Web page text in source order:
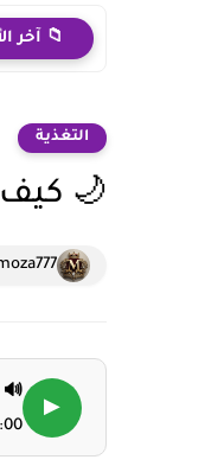
📁 آخر
التغذية
🌙
▶
🔊